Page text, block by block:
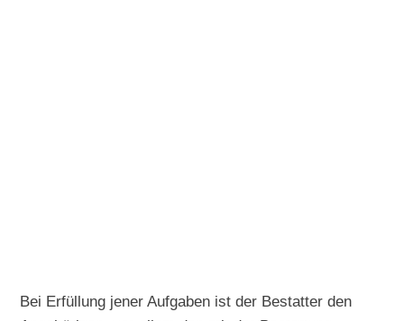
Bei Erfüllung jener Aufgaben ist der Bestatter den